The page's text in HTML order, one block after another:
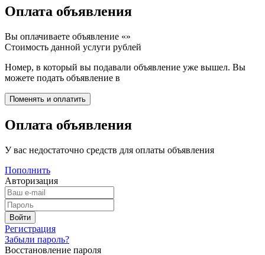
Оплата объявления
Вы оплачиваете объявление «»
Стоимость данной услуги рублей
Номер, в который вы подавали объявление уже вышел. Вы
можете подать объявление в
Оплата объявления
У вас недостаточно средств для оплаты объявления
Пополнить
Авторизация
Регистрация
Забыли пароль?
Восстановление пароля